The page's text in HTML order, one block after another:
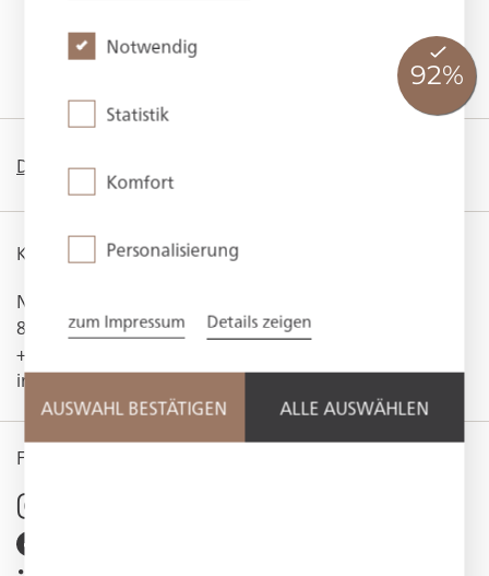
Notwendig
Statistik
Komfort
Personalisierung
zum Impressum Details zeigen
AUSWAHL BESTÄTIGEN ALLE AUSWÄHLEN
DEUTSCH
KONTAKT
Neureuthstraße 23
83684 Tegernsee
+49 (0) 8022 1 82-0
info@dastegernsee.de
FOLLOW US